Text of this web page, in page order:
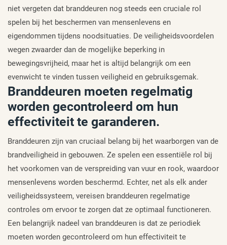
niet vergeten dat branddeuren nog steeds een cruciale rol
spelen bij het beschermen van mensenlevens en
eigendommen tijdens noodsituaties. De veiligheidsvoordelen
wegen zwaarder dan de mogelijke beperking in
bewegingsvrijheid, maar het is altijd belangrijk om een
evenwicht te vinden tussen veiligheid en gebruiksgemak.
Branddeuren moeten regelmatig
worden gecontroleerd om hun
effectiviteit te garanderen.
Branddeuren zijn van cruciaal belang bij het waarborgen van de
brandveiligheid in gebouwen. Ze spelen een essentiële rol bij
het voorkomen van de verspreiding van vuur en rook, waardoor
mensenlevens worden beschermd. Echter, net als elk ander
veiligheidssysteem, vereisen branddeuren regelmatige
controles om ervoor te zorgen dat ze optimaal functioneren.
Een belangrijk nadeel van branddeuren is dat ze periodiek
moeten worden gecontroleerd om hun effectiviteit te